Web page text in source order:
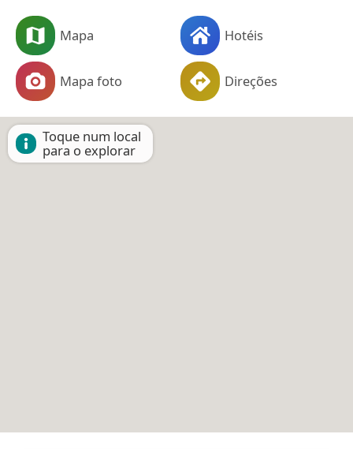
Mapa Hotéis
Mapa foto Direções
Toque num local
para o explorar